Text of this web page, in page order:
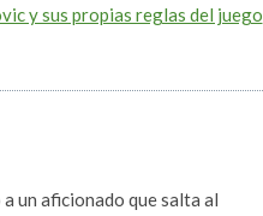
y sus propias reglas del juego
un aficionado que salta al